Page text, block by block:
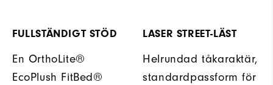
FULLSTÄNDIGT STÖD
En OrthoLite®
EcoPlush FitBed®
LASER STREET-LÄST
Helrundad tåkaraktär,
standardpassform för